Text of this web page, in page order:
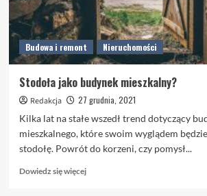
Budowa i remont Nieruchomości
Stodoła jako budynek mieszkalny?
Redakcja
27 grudnia, 2021
Kilka lat na stałe wszedł trend dotyczący
mieszkalnego, które swoim wyglądem
stodołę. Powrót do korzeni, czy pomysł...
Dowiedz się więcejDowiedz